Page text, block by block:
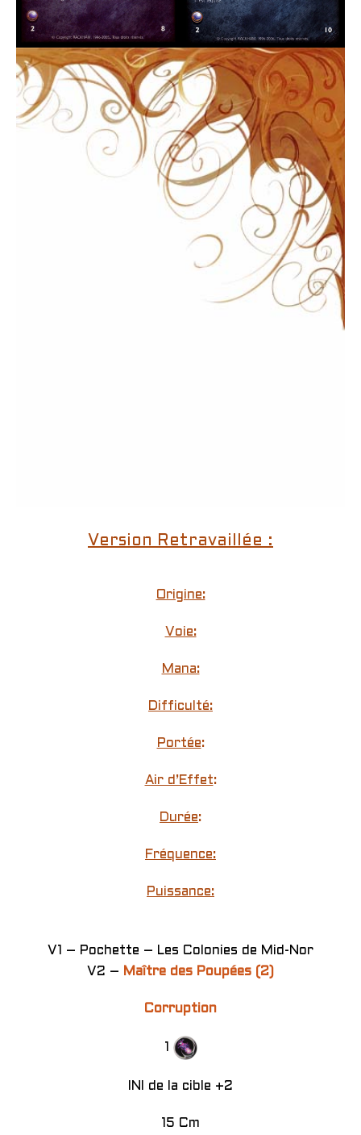
Version Retravaillée :
Origine:
Voie:
Mana:
Difficulté:
Portée:
Air d’Effet:
Durée:
Fréquence:
Puissance:
V1 – Pochette – Les Colonies de Mid-Nor
V2 – Maître des Poupées (2)
Corruption
INI de la cible +2
15 Cm